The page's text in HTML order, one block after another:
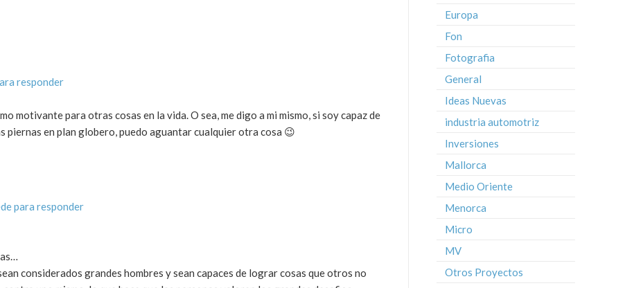
responder
motivante para otras cosas en la vida. O sea, me digo a mi mismo, si soy capaz de
piernas en plan globero, puedo aguantar cualquier otra cosa 😉
para responder
considerados grandes hombres y sean capaces de lograr cosas que otros no
Europa
Fon
Fotografia
General
Ideas Nuevas
industria automotriz
Inversiones
Mallorca
Medio Oriente
Menorca
Micro
MV
Otros Proyectos